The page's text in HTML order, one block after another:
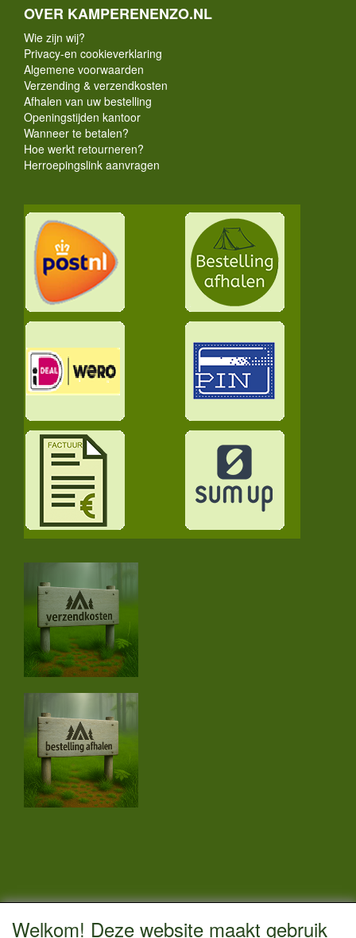
OVER KAMPERENENZO.NL
Wie zijn wij?
Privacy-en cookieverklaring
Algemene voorwaarden
Verzending & verzendkosten
Afhalen van uw bestelling
Openingstijden kantoor
Wanneer te betalen?
Hoe werkt retourneren?
Herroepingslink aanvragen
CONTACTGEGEVENS
Vestigingsadres:
Welkom! Deze website maakt gebruik